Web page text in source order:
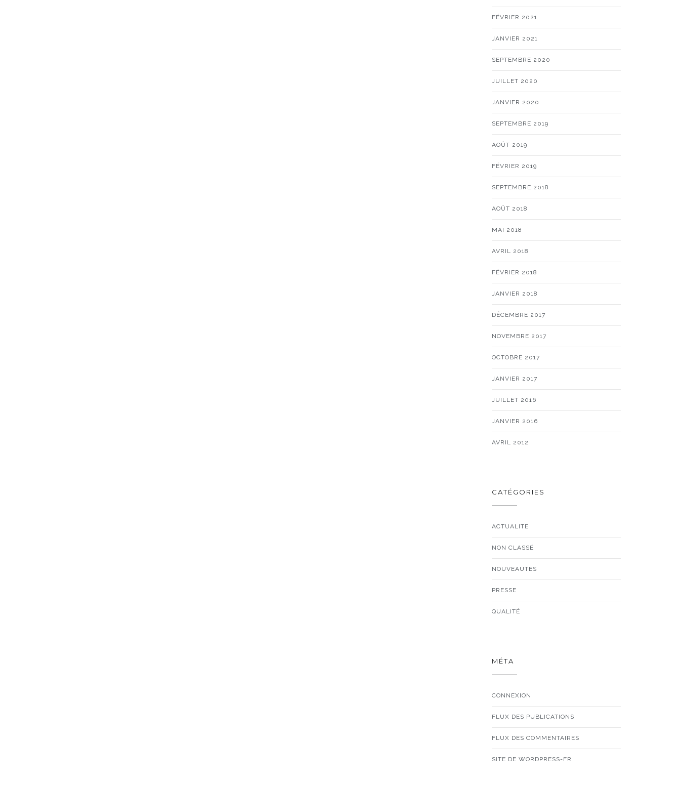
FÉVRIER 2021
JANVIER 2021
SEPTEMBRE 2020
JUILLET 2020
JANVIER 2020
SEPTEMBRE 2019
AOÛT 2019
FÉVRIER 2019
SEPTEMBRE 2018
AOÛT 2018
MAI 2018
AVRIL 2018
FÉVRIER 2018
JANVIER 2018
DÉCEMBRE 2017
NOVEMBRE 2017
OCTOBRE 2017
JANVIER 2017
JUILLET 2016
JANVIER 2016
AVRIL 2012
CATÉGORIES
ACTUALITE
NON CLASSÉ
NOUVEAUTES
PRESSE
QUALITÉ
MÉTA
CONNEXION
FLUX DES PUBLICATIONS
FLUX DES COMMENTAIRES
SITE DE WORDPRESS-FR